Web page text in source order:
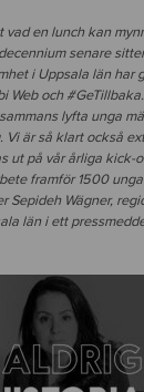
en lunch kan
senare
i Uppsala län har
Web och
lyfta unga
Vi är så klart också
ut på vår årliga kick-
framför 1500
Sepideh Wägner,
län i ett